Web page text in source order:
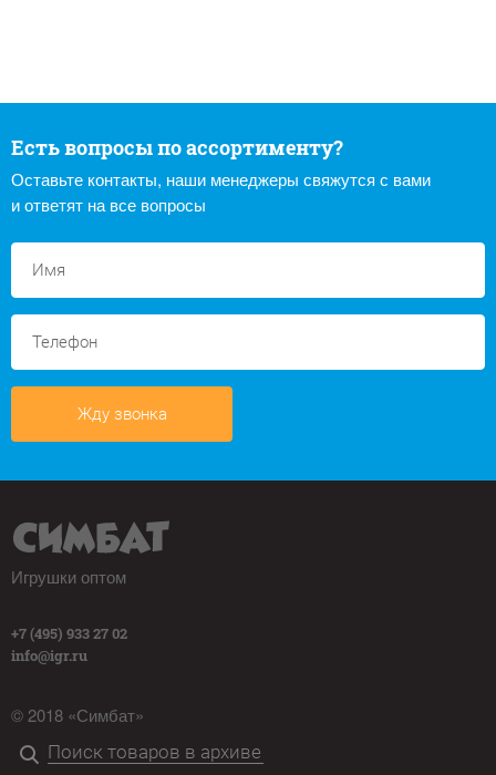
Есть вопросы по ассортименту?
Оставьте контакты, наши менеджеры свяжутся с вами
и ответят на все вопросы
Жду звонка
Игрушки оптом
+7 (495) 933 27 02
info@igr.ru
© 2018 «Симбат»